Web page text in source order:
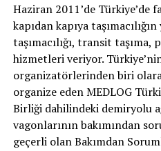
Haziran 2011’de Türkiye’de
kapıdan kapıya
taşımacılığı, transit taşıma,
hizmetleri veriyor.
organizatörlerinden biri
organize eden MEDLOG
Birliği dahilindeki demiryolu
vagonlarının bakımından
geçerli olan Bakımdan